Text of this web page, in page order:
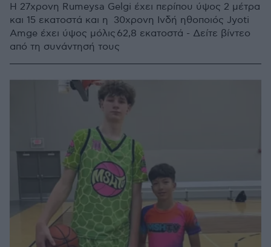
Η 27χρονη Rumeysa Gelgi έχει περίπου ύψος 2 μέτρα
και 15 εκατοστά και η 30χρονη Ινδή ηθοποιός Jyoti
Amge έχει ύψος μόλις 62,8 εκατοστά - Δείτε βίντεο
από τη συνάντησή τους